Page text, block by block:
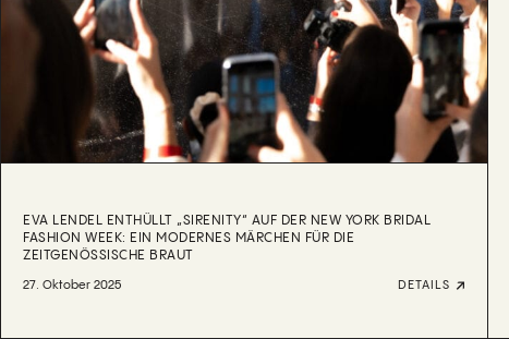
EVA LENDEL ENTHÜLLT „SIRENITY“ AUF DER NEW YORK BRIDAL
FASHION WEEK: EIN MODERNES MÄRCHEN FÜR DIE
ZEITGENÖSSISCHE BRAUT
27. Oktober 2025 DETAILS